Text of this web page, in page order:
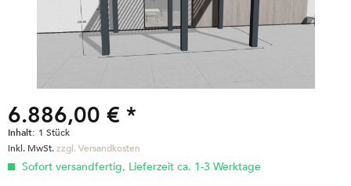
6.886,00 € *
Inhalt: 1 Stück
inkl. MwSt.zzgl. Versandkosten
Sofort versandfertig, Lieferzeit ca. 1-3 Werktage